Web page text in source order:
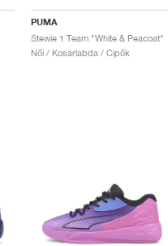
PUMA
Stewie 1 Team "White & Peacoat"
Női / Kosárlabda / Cipők